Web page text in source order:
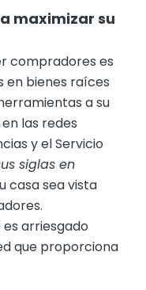
maximizar su
compradores es
en bienes raíces
a su
las redes
y el Servicio
siglas en
casa sea vista
arriesgado
que proporciona